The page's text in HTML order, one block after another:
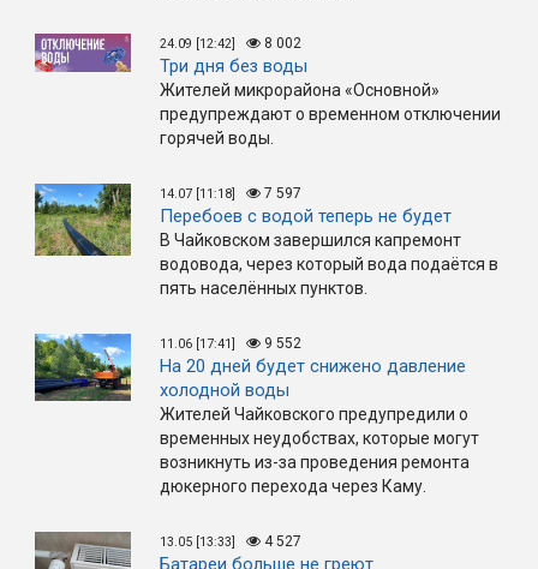
24.09 [12:42] 8 002
Три дня без воды
Жителей микрорайона «Основной»
предупреждают о временном отключении
горячей воды.
14.07 [11:18] 7 597
Перебоев с водой теперь не будет
В Чайковском завершился капремонт
водовода, через который вода подаётся в
пять населённых пунктов.
11.06 [17:41] 9 552
На 20 дней будет снижено давление
холодной воды
Жителей Чайковского предупредили о
временных неудобствах, которые могут
возникнуть из-за проведения ремонта
дюкерного перехода через Каму.
13.05 [13:33] 4 527
Батареи больше не греют